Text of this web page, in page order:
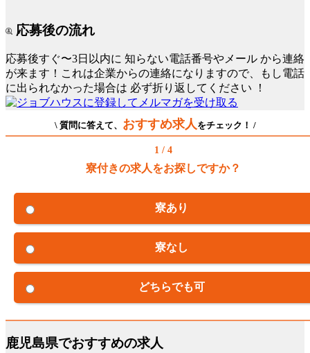
応募後の流れ
応募後すぐ〜3日以内に 知らない電話番号やメール から連絡
が来ます！これは企業からの連絡になりますので、もし電話
に出られなかった場合は 必ず折り返してください ！
\ 質問に答えて、 おすすめ求人をチェック！ /
1 / 4
寮付きの求人をお探しですか？
寮あり
寮なし
どちらでも可
鹿児島県でおすすめの求人